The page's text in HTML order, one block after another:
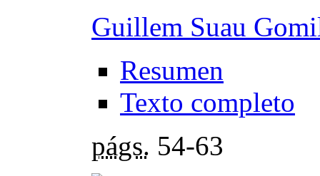
Guillem Suau
Resumen
Texto completo
págs. 54-63